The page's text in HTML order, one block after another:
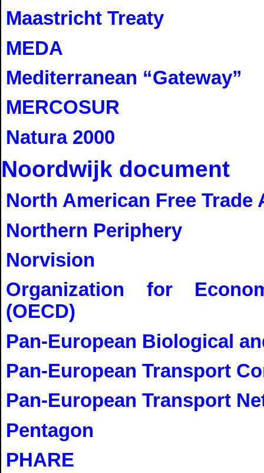
Maastricht Treaty
MEDA
Mediterranean “Gateway”
MERCOSUR
Natura 2000
Noordwijk document
North American Free Trade
Northern Periphery
Norvision
Organization for
(OECD)
Pan-European Biological
Pan-European Transport
Pan-European Transport
Pentagon
PHARE